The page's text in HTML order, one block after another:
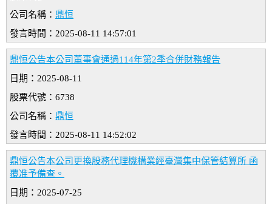
公司名稱： 鼎恒
發言時間：2025-08-11 14:57:01
鼎恒公告本公司董事會通過114年第2季合併財務報告
日期：2025-08-11
股票代號：6738
公司名稱： 鼎恒
發言時間：2025-08-11 14:52:02
鼎恒公告本公司更換股務代理機構業經臺灣集中保管結算所 函
覆准予備查。
日期：2025-07-25